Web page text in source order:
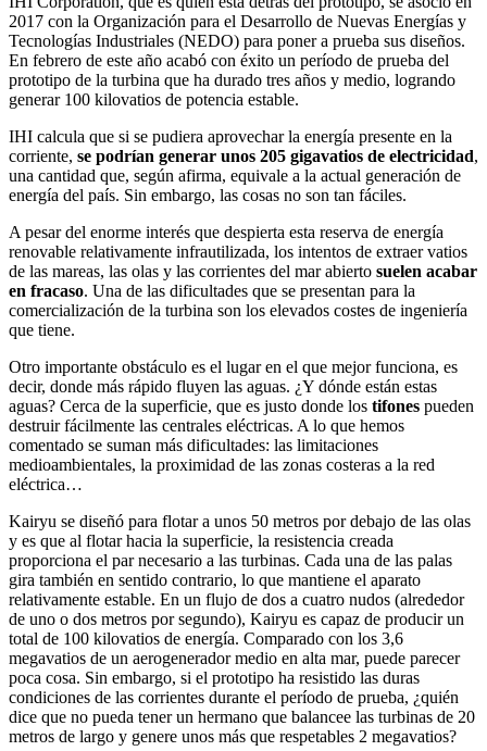
2017 con la Organización para el Desarrollo de Nuevas Energías y
Tecnologías Industriales (NEDO) para poner a prueba sus diseños.
En febrero de este año acabó con éxito un período de prueba del
prototipo de la turbina que ha durado tres años y medio, logrando
generar 100 kilovatios de potencia estable.
IHI calcula que si se pudiera aprovechar la energía presente en la
corriente, se podrían generar unos 205 gigavatios de electricidad,
una cantidad que, según afirma, equivale a la actual generación de
energía del país. Sin embargo, las cosas no son tan fáciles.
A pesar del enorme interés que despierta esta reserva de energía
renovable relativamente infrautilizada, los intentos de extraer vatios
de las mareas, las olas y las corrientes del mar abierto suelen acabar
en fracaso. Una de las dificultades que se presentan para la
comercialización de la turbina son los elevados costes de ingeniería
que tiene.
Otro importante obstáculo es el lugar en el que mejor funciona, es
decir, donde más rápido fluyen las aguas. ¿Y dónde están estas
aguas? Cerca de la superficie, que es justo donde los tifones pueden
destruir fácilmente las centrales eléctricas. A lo que hemos
comentado se suman más dificultades: las limitaciones
medioambientales, la proximidad de las zonas costeras a la red
eléctrica…
Kairyu se diseñó para flotar a unos 50 metros por debajo de las olas
y es que al flotar hacia la superficie, la resistencia creada
proporciona el par necesario a las turbinas. Cada una de las palas
gira también en sentido contrario, lo que mantiene el aparato
relativamente estable. En un flujo de dos a cuatro nudos (alrededor
de uno o dos metros por segundo), Kairyu es capaz de producir un
total de 100 kilovatios de energía. Comparado con los 3,6
megavatios de un aerogenerador medio en alta mar, puede parecer
poca cosa. Sin embargo, si el prototipo ha resistido las duras
condiciones de las corrientes durante el período de prueba, ¿quién
dice que no pueda tener un hermano que balancee las turbinas de 20
metros de largo y genere unos más que respetables 2 megavatios?